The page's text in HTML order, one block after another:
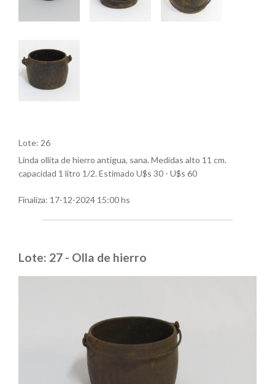
Lote: 26
Linda ollita de hierro antigua, sana. Medidas alto 11 cm.
capacidad 1 litro 1/2. Estimado U$s 30 - U$s 60
Finaliza: 17-12-2024 15:00 hs
Lote: 27 - Olla de hierro